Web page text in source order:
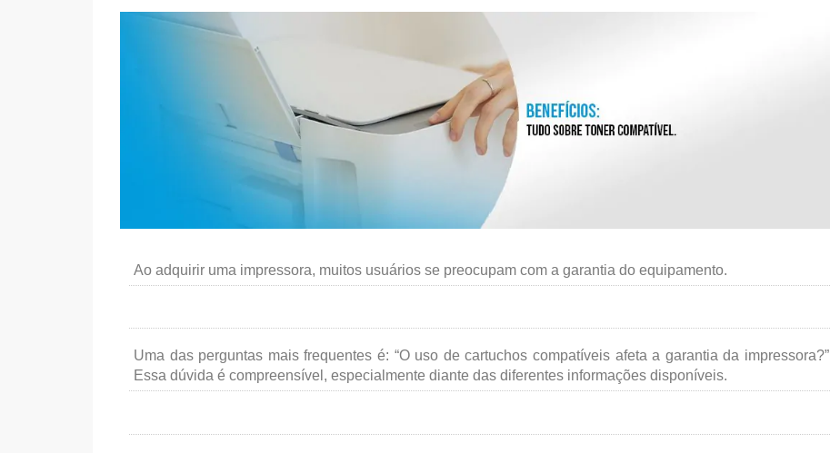
Ao adquirir uma impressora, muitos usuários se preocupam com a garantia do equipamento.
Uma das perguntas mais frequentes é: “O uso de cartuchos compatíveis afeta a garantia da impressora?”
Essa dúvida é compreensível, especialmente diante das diferentes informações disponíveis.